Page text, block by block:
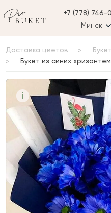
+7 (778) 746-
Минск
Доставка цветов
Букет из синих хризантем
i
из синих